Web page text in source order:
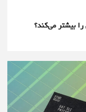
بیشتر می‌کند؟